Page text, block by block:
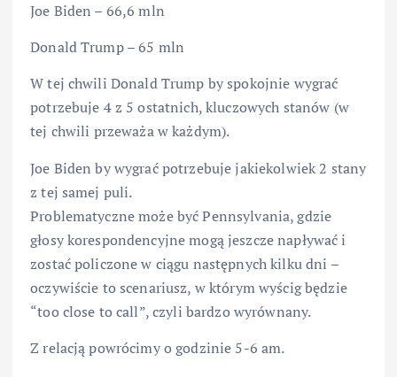
Joe Biden – 66,6 mln
Donald Trump – 65 mln
W tej chwili Donald Trump by spokojnie wygrać
potrzebuje 4 z 5 ostatnich, kluczowych stanów (w
tej chwili przeważa w każdym).
Joe Biden by wygrać potrzebuje jakiekolwiek 2 stany
z tej samej puli.
Problematyczne może być Pennsylvania, gdzie
głosy korespondencyjne mogą jeszcze napływać i
zostać policzone w ciągu następnych kilku dni –
oczywiście to scenariusz, w którym wyścig będzie
“too close to call”, czyli bardzo wyrównany.
Z relacją powrócimy o godzinie 5-6 am.